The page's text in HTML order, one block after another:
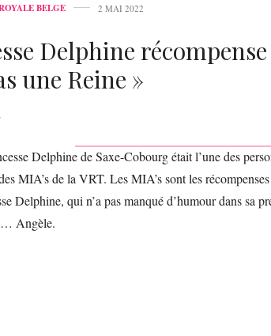
BELGE 2 MAI 2022
Delphine récompense
une Reine »
Delphine de Saxe-Cobourg était l’une des
MIA’s de la VRT. Les MIA’s sont les
Delphine, qui n’a pas manqué d’humour dans sa
Angèle.